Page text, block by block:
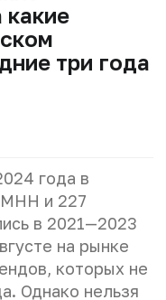
какие
три года
года в
МНН и 227
в 2021—2023
на рынке
которых не
Однако нельзя